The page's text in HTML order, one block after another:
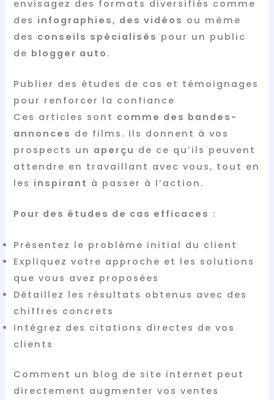
envisagez des formats diversifiés comme
des infographies, des vidéos ou même
des conseils spécialisés pour un public
de blogger auto .
Publier des études de cas et témoignages
pour renforcer la confiance
Ces articles sont comme des bandes-
annonces de films. Ils donnent à vos
prospects un aperçu de ce qu’ils peuvent
attendre en travaillant avec vous, tout en
les inspirant à passer à l’action.
Pour des études de cas efficaces :
Présentez le problème initial du client
Expliquez votre approche et les solutions
que vous avez proposées
Détaillez les résultats obtenus avec des
chiffres concrets
Intégrez des citations directes de vos
clients
Comment un blog de site internet peut
directement augmenter vos ventes